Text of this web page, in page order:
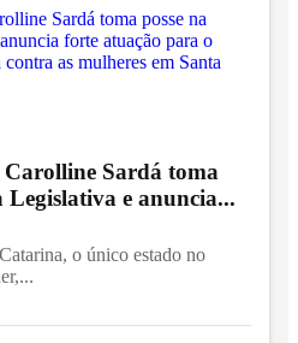
Sardá toma
Legislativa e anuncia...
o único estado no